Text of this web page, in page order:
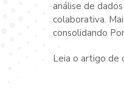
análise de
colaborativa.
consolidando
Leia o artigo de